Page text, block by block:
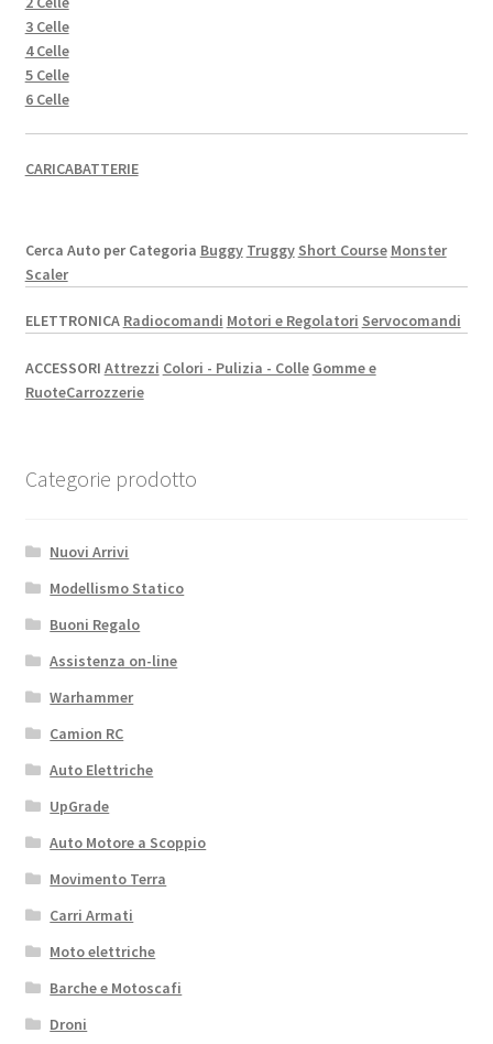
3 Celle
4 Celle
5 Celle
6 Celle
CARICABATTERIE
Cerca Auto per Categoria Buggy Truggy Short Course Monster
Scaler
ELETTRONICA Radiocomandi Motori e Regolatori Servocomandi
ACCESSORI Attrezzi Colori - Pulizia - Colle Gomme e
RuoteCarrozzerie
Categorie prodotto
Nuovi Arrivi
Modellismo Statico
Buoni Regalo
Assistenza on-line
Warhammer
Camion RC
Auto Elettriche
UpGrade
Auto Motore a Scoppio
Movimento Terra
Carri Armati
Moto elettriche
Barche e Motoscafi
Droni